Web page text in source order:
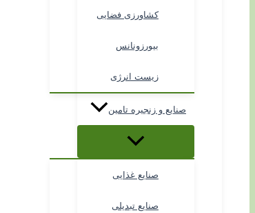
کشاورزی فضایی
بیورزونانس
زیست انرژی
صنایع و زنجیره تامین
صنایع غذایی
صنایع تبدیلی